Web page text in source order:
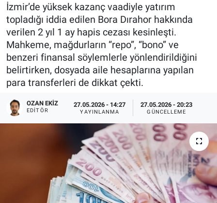
İzmir’de yüksek kazanç vaadiyle yatırım
topladığı iddia edilen Bora Dırahor hakkında
verilen 2 yıl 1 ay hapis cezası kesinleşti.
Mahkeme, mağdurların “repo”, “bono” ve
benzeri finansal söylemlerle yönlendirildiğini
belirtirken, dosyada aile hesaplarına yapılan
para transferleri de dikkat çekti.
OZAN EKIZ
EDITÖR
27.05.2026 - 14:27
YAYINLANMA
27.05.2026 - 20:23
GÜNCELLEME